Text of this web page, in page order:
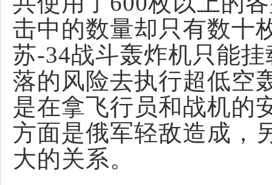
击中的数量却只有数十
苏-34战斗轰炸机只能
落的风险去执行超低空
是在拿飞行员和战机的
方面是俄军轻敌造成 ，
大的关系。